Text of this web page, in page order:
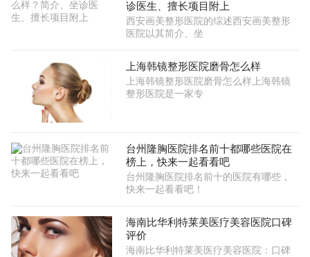
诊医生、擅长项目附上
西安画美整形医院的综述西安画美整形
医院以其简介、坐
上海韩镜整形医院磨骨怎么样
上海韩镜整形医院磨骨怎么样上海韩镜
整形医院是一家专
台州隆胸医院排名前十都哪些医院在
榜上，快来一起看看吧
台州隆胸医院排名前十的医院有哪些，
快来一起看看吧！
海南比华利特莱美医疗美容医院口碑
评价
海南比华利特莱美医疗美容医院：口碑